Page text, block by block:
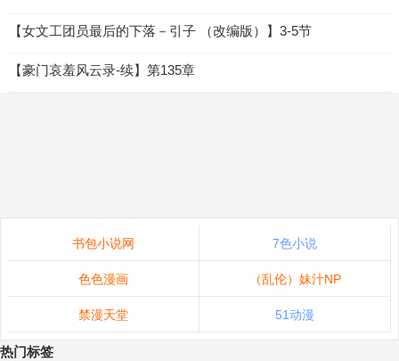
【女文工团员最后的下落－引子 （改编版）】3-5节
【豪门哀羞风云录-续】第135章
书包小说网 7色小说
色色漫画 （乱伦）妹汁NP
禁漫天堂 51动漫
热门标签